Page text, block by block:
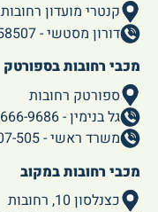
קנטרי מועדון רחובות
דורון מסטשי - 054-7558507
מכבי רחובות בספורטק
ספורטק רחובות
גל בנימין - 050-666-9686
משרד ראשי - 1700-507-505
מכבי רחובות במקוב
כצנלסון 10, רחובות